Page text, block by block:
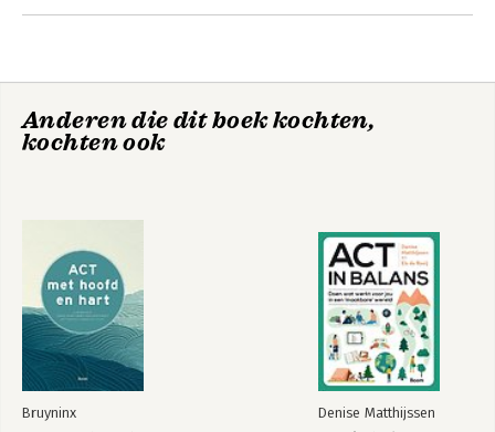
Csikszentmihalyi
Flow Flow
Anderen die dit boek kochten,
kochten ook
Bruyninx Denise Matthijssen